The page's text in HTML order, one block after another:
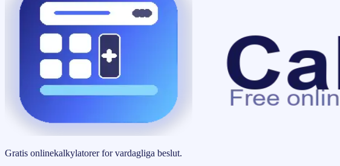
Gratis onlinekalkylatorer for vardagliga beslut.